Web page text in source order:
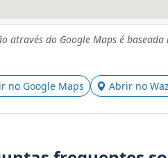
através do Google Maps é
no Google Maps Abrir no